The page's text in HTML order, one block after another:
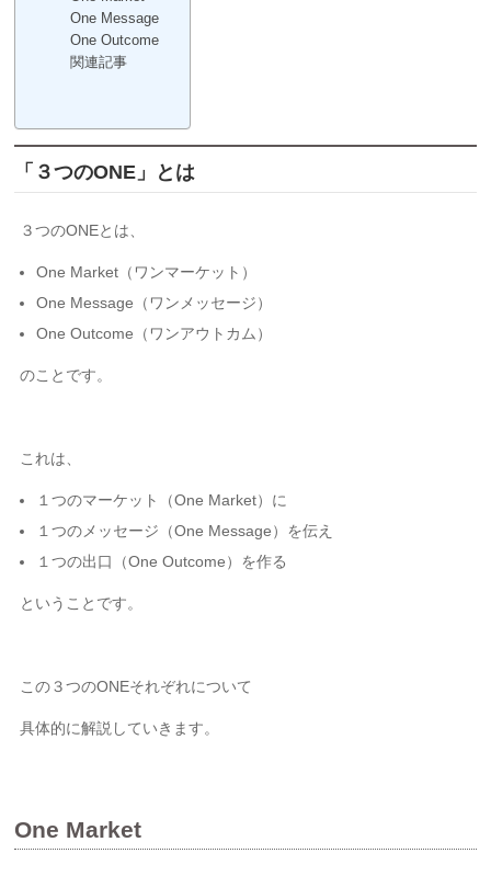
One Message
One Outcome
関連記事
「３つのONE」とは
３つのONEとは、
One Market（ワンマーケット）
One Message（ワンメッセージ）
One Outcome（ワンアウトカム）
のことです。
これは、
１つのマーケット（One Market）に
１つのメッセージ（One Message）を伝え
１つの出口（One Outcome）を作る
ということです。
この３つのONEそれぞれについて
具体的に解説していきます。
One Market